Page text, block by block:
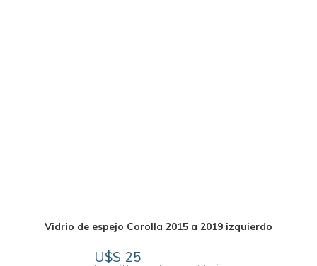
Vidrio de espejo Corolla 2015 a 2019 izquierdo
U$S 25